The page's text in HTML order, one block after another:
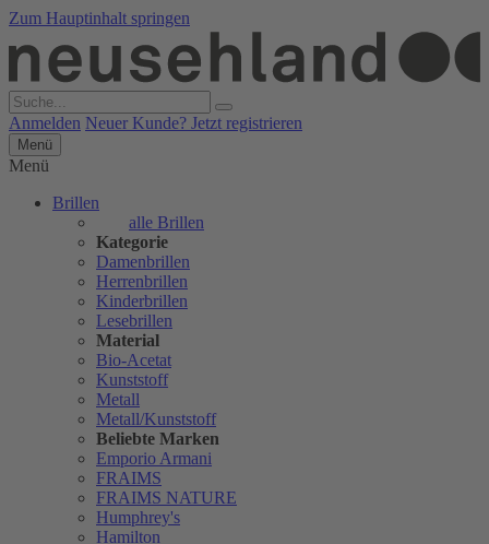
Zum Hauptinhalt springen
Anmelden Neuer Kunde? Jetzt registrieren
Menü
Menü
Brillen
alle Brillen
Kategorie
Damenbrillen
Herrenbrillen
Kinderbrillen
Lesebrillen
Material
Bio-Acetat
Kunststoff
Metall
Metall/Kunststoff
Beliebte Marken
Emporio Armani
FRAIMS
FRAIMS NATURE
Humphrey's
Hamilton